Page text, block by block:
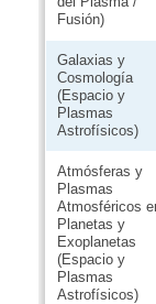
Fusión)
Galaxias y
Cosmología
(Espacio y
Plasmas
Astrofísicos)
Atmósferas y
Plasmas
Atmosféricos
Planetas y
Exoplanetas
(Espacio y
Plasmas
Astrofísicos)